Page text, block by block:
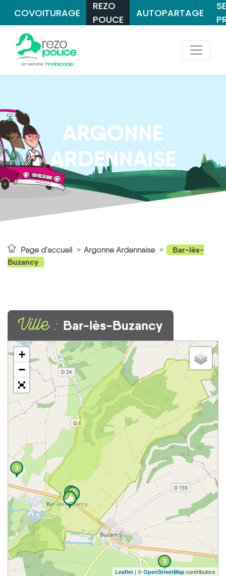
COVOITURAGE
REZO
POUCE
AUTOPARTAGE
ARGONNE
ARDENNAISE
Page d'accueil Argonne Ardennaise
Bar-lès-
Buzancy
Ville : Bar-lès-Buzancy
3
3
+
−
Leaflet | ©OpenStreetMap contributors